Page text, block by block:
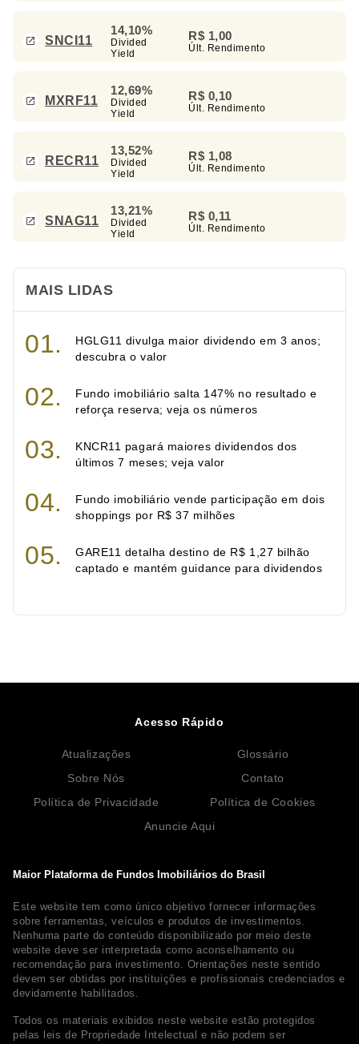
SNCI11
14,10%
Divided
Yield
R$ 1,00
Últ. Rendimento
MXRF11
12,69%
Divided
Yield
R$ 0,10
Últ. Rendimento
RECR11
13,52%
Divided
Yield
R$ 1,08
Últ. Rendimento
SNAG11
13,21%
Divided
Yield
R$ 0,11
Últ. Rendimento
MAIS LIDAS
HGLG11 divulga maior dividendo em 3 anos;
descubra o valor
Fundo imobiliário salta 147% no resultado e
reforça reserva; veja os números
KNCR11 pagará maiores dividendos dos
últimos 7 meses; veja valor
Fundo imobiliário vende participação em dois
shoppings por R$ 37 milhões
GARE11 detalha destino de R$ 1,27 bilhão
captado e mantém guidance para dividendos
Maior Plataforma de Fundos Imobiliários do Brasil
Este website tem como único objetivo fornecer informações
sobre ferramentas, veículos e produtos de investimentos.
Nenhuma parte do conteúdo disponibilizado por meio deste
website deve ser interpretada como aconselhamento ou
recomendação para investimento. Orientações neste sentido
devem ser obtidas por instituições e profissionais credenciados e
devidamente habilitados.
Todos os materiais exibidos neste website estão protegidos
pelas leis de Propriedade Intelectual e não podem ser
Acesso Rápido
Atualizações
Glossário
Sobre Nós
Contato
Política de Privacidade
Política de Cookies
Anuncie Aqui